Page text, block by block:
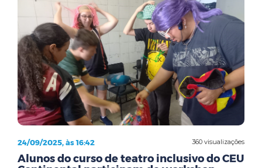
360 visualizações
24/09/2025, às 16:42
Alunos do curso de teatro inclusivo do CEU